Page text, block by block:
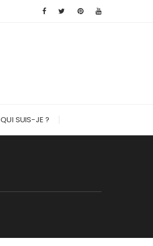
QUI SUIS-JE ?